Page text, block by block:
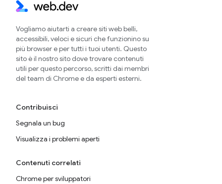
Vogliamo aiutarti a creare siti web belli,
accessibili, veloci e sicuri che funzionino su
più browser e per tutti i tuoi utenti. Questo
sito è il nostro sito dove trovare contenuti
utili per questo percorso, scritti dai membri
del team di Chrome e da esperti esterni.
Contribuisci
Segnala un bug
Visualizza i problemi aperti
Contenuti correlati
Chrome per sviluppatori